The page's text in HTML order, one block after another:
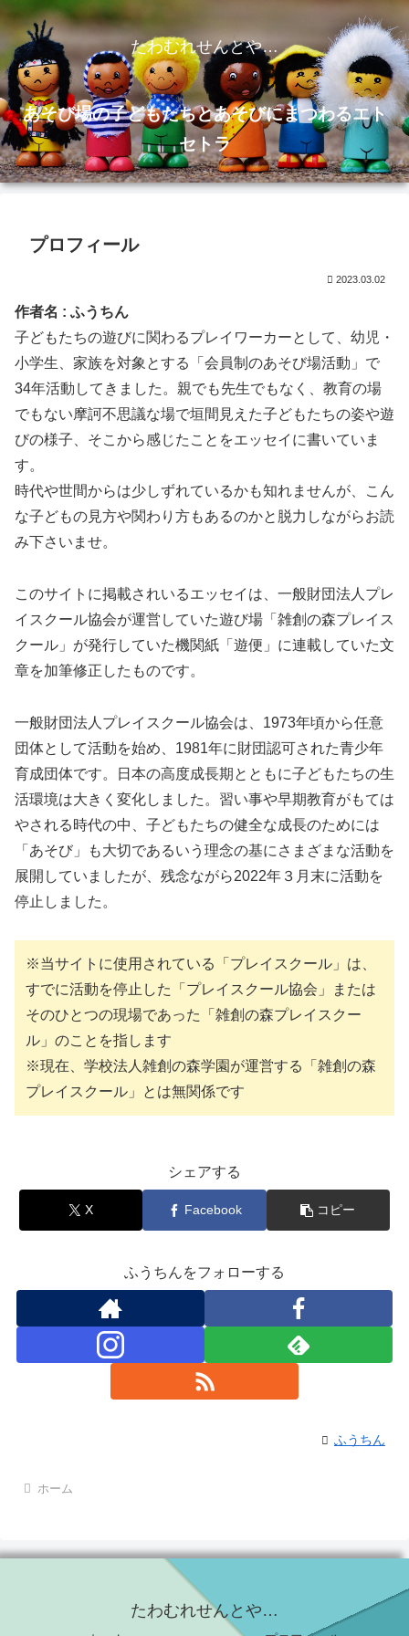
たわむれせんとや…
あそび場の子どもたちとあそびにまつわるエト
セトラ
プロフィール
2023.03.02
作者名 : ふうちん
子どもたちの遊びに関わるプレイワーカーとして、幼児・
小学生、家族を対象とする「会員制のあそび場活動」で
34年活動してきました。親でも先生でもなく、教育の場
でもない摩訶不思議な場で垣間見えた子どもたちの姿や遊
びの様子、そこから感じたことをエッセイに書いていま
す。
時代や世間からは少しずれているかも知れませんが、こん
な子どもの見方や関わり方もあるのかと脱力しながらお読
み下さいませ。
このサイトに掲載されいるエッセイは、一般財団法人プレ
イスクール協会が運営していた遊び場「雑創の森プレイス
クール」が発行していた機関紙「遊便」に連載していた文
章を加筆修正したものです。
一般財団法人プレイスクール協会は、1973年頃から任意
団体として活動を始め、1981年に財団認可された青少年
育成団体です。日本の高度成長期とともに子どもたちの生
活環境は大きく変化しました。習い事や早期教育がもては
やされる時代の中、子どもたちの健全な成長のためには
「あそび」も大切であるいう理念の基にさまざまな活動を
展開していましたが、残念ながら2022年３月末に活動を
停止しました。
※当サイトに使用されている「プレイスクール」は、
すでに活動を停止した「プレイスクール協会」または
そのひとつの現場であった「雑創の森プレイスクー
ル」のことを指します
※現在、学校法人雑創の森学園が運営する「雑創の森
プレイスクール」とは無関係です
シェアする
X Facebook コピー
ふうちんをフォローする
ふうちん
ホーム
たわむれせんとや…